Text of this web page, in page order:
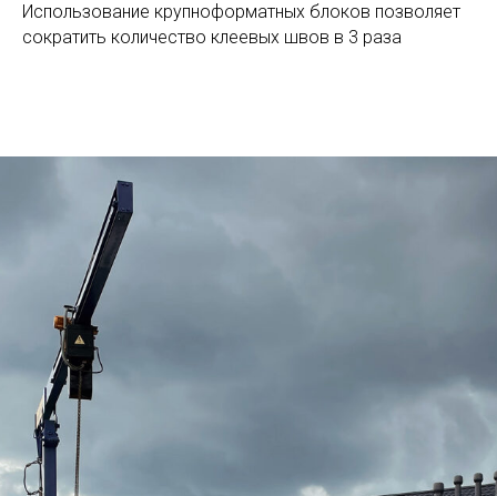
Использование крупноформатных блоков позволяет
сократить количество клеевых швов в 3 раза